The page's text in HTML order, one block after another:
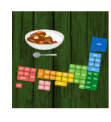
コ
ン
テ
ン